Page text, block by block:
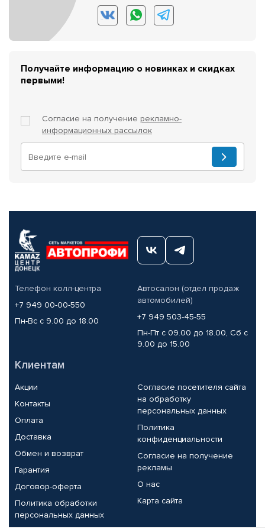
Получайте информацию о новинках и скидках
первыми!
Согласие на получение рекламно-
информационных рассылок
Телефон колл-центра
+7 949 00-00-550
Пн-Вс с 9.00 до 18.00
Автосалон (отдел продаж
автомобилей)
+7 949 503-45-55
Пн-Пт с 09.00 до 18.00, Сб с
9.00 до 15.00
Клиентам
Акции
Контакты
Оплата
Доставка
Обмен и возврат
Гарантия
Договор-оферта
Политика обработки
персональных данных
Согласие посетителя сайта
на обработку
персональных данных
Политика
конфиденциальности
Согласие на получение
рекламы
О нас
Карта сайта